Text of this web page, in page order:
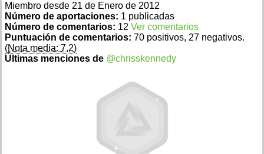
Miembro desde 21 de Enero de 2012
Número de aportaciones: 1 publicadas
Número de comentarios: 12 Ver comentarios
Puntuación de comentarios: 70 positivos, 27 negativos.
(Nota media: 7,2)
Últimas menciones de @chrisskennedy